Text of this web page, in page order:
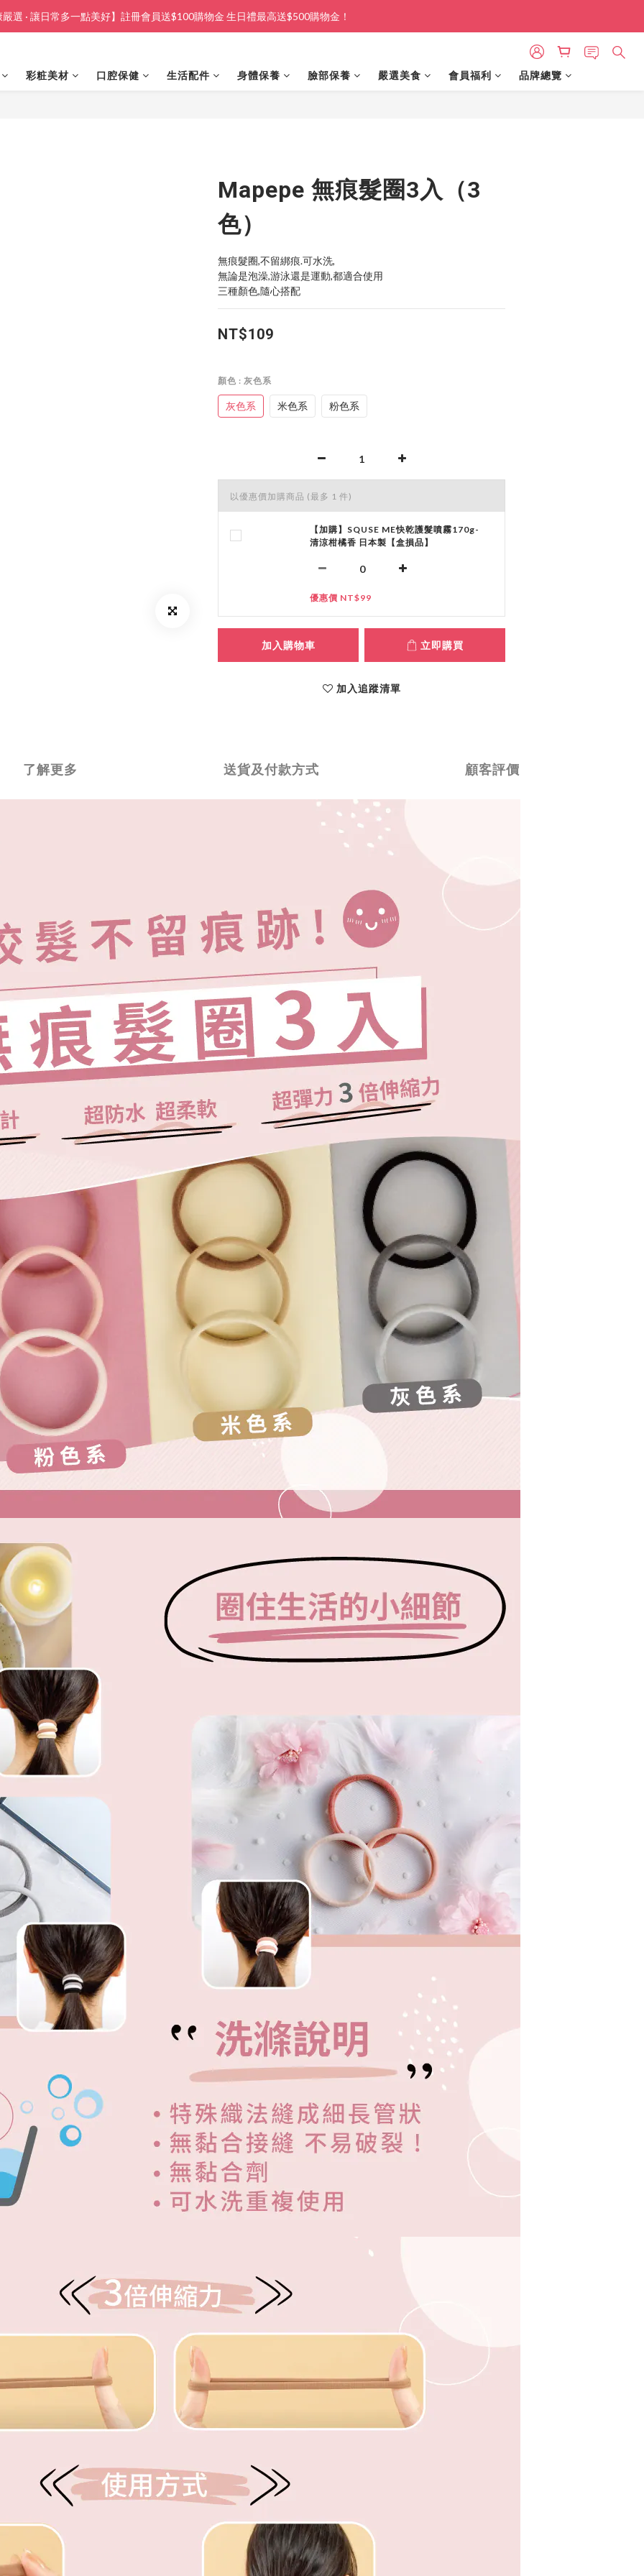
選 · 讓日常多一點美好】註冊會員送$100購物金 生日禮最高送$500購物金！
彩粧美材 口腔保健 生活配件 身體保養 臉部保養 嚴選美食 會員福利 品牌總覽
Mapepe 無痕髮圈3入（3
色）
無痕髮圈,不留綁痕.可水洗,
無論是泡澡,游泳還是運動,都適合使用
三種顏色,隨心搭配
NT$109
顏色 : 灰色系
灰色系 米色系 粉色系
以優惠價加購商品 (最多 1 件)
【加購】SQUSE ME快乾護髮噴霧170g-
清涼柑橘香 日本製【盒損品】
優惠價 NT$99
加入購物車 立即購買
加入追蹤清單
了解更多 送貨及付款方式 顧客評價